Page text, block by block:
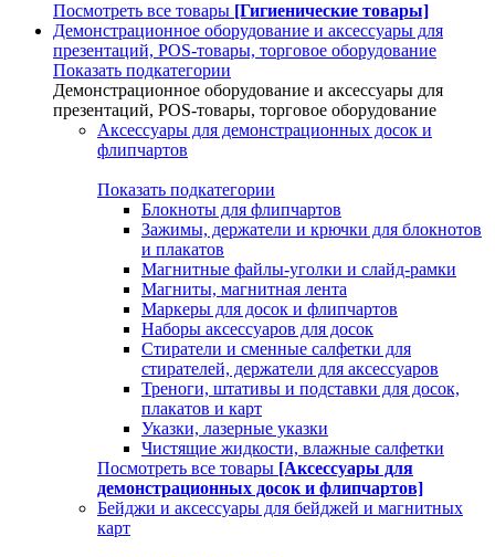
Посмотреть все товары [Гигиенические товары]
Демонстрационное оборудование и аксессуары для
презентаций, POS-товары, торговое оборудование
Показать подкатегории
Демонстрационное оборудование и аксессуары для
презентаций, POS-товары, торговое оборудование
Аксессуары для демонстрационных досок и
флипчартов
Показать подкатегории
Блокноты для флипчартов
Зажимы, держатели и крючки для блокнотов
и плакатов
Магнитные файлы-уголки и слайд-рамки
Магниты, магнитная лента
Маркеры для досок и флипчартов
Наборы аксессуаров для досок
Стиратели и сменные салфетки для
стирателей, держатели для аксессуаров
Треноги, штативы и подставки для досок,
плакатов и карт
Указки, лазерные указки
Чистящие жидкости, влажные салфетки
Посмотреть все товары [Аксессуары для
демонстрационных досок и флипчартов]
Бейджи и аксессуары для бейджей и магнитных
карт